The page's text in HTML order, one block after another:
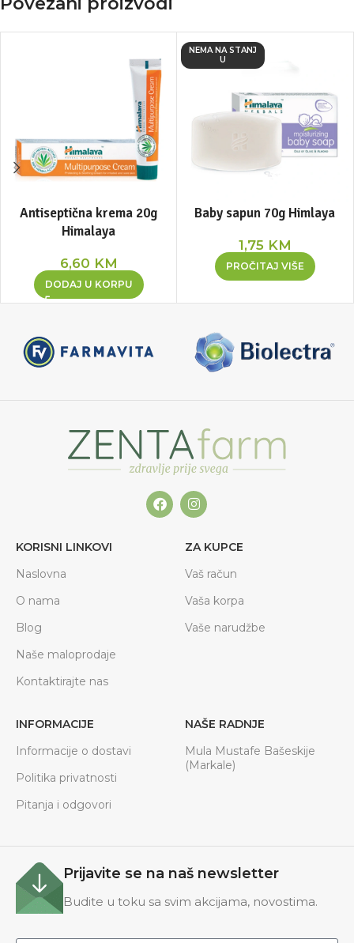
Antiseptična krema 20g
Himalaya
6,60 KM
DODAJ U KORPU
NEMA NA STANJ
U
Baby sapun 70g Himlaya
1,75 KM
PROČITAJ VIŠE
KORISNI LINKOVI
Naslovna
O nama
Blog
Naše maloprodaje
Kontaktirajte nas
ZA KUPCE
Vaš račun
Vaša korpa
Vaše narudžbe
INFORMACIJE
Informacije o dostavi
Politika privatnosti
Pitanja i odgovori
NAŠE RADNJE
Mula Mustafe Bašeskije
(Markale)
Prijavite se na naš newsletter
Budite u toku sa svim akcijama, novostima.